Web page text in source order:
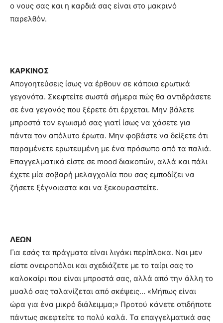
ο νους σας και η καρδιά σας είναι στο μακρινό
παρελθόν.
ΚΑΡΚΙΝΟΣ
Απογοητεύσεις ίσως να έρθουν σε κάποια ερωτικά
γεγονότα. Σκεφτείτε σωστά σήμερα πώς θα αντιδράσετε
σε ένα γεγονός που ξέρετε ότι έρχεται. Μην βάλετε
μπροστά τον εγωισμό σας γιατί ίσως να χάσετε για
πάντα τον απόλυτο έρωτα. Μην φοβάστε να δείξετε ότι
παραμένετε ερωτευμένη με ένα πρόσωπο από τα παλιά.
Επαγγελματικά είστε σε mood διακοπών, αλλά και πάλι
έχετε μία σοβαρή μελαγχολία που σας εμποδίζει να
ζήσετε ξέγνοιαστα και να ξεκουραστείτε.
ΛΕΩΝ
Για εσάς τα πράγματα είναι λιγάκι περίπλοκα. Ναι μεν
είστε ονειροπόλοι και σχεδιάζετε με το ταίρι σας το
καλοκαίρι που είναι μπροστά σας, αλλά από την άλλη το
μυαλό σας ταλανίζεται από σκέψεις… «Μήπως είναι
ώρα για ένα μικρό διάλειμμα;» Προτού κάνετε οτιδήποτε
πάντως σκεφτείτε το πολύ καλά. Τα επαγγελματικά σας